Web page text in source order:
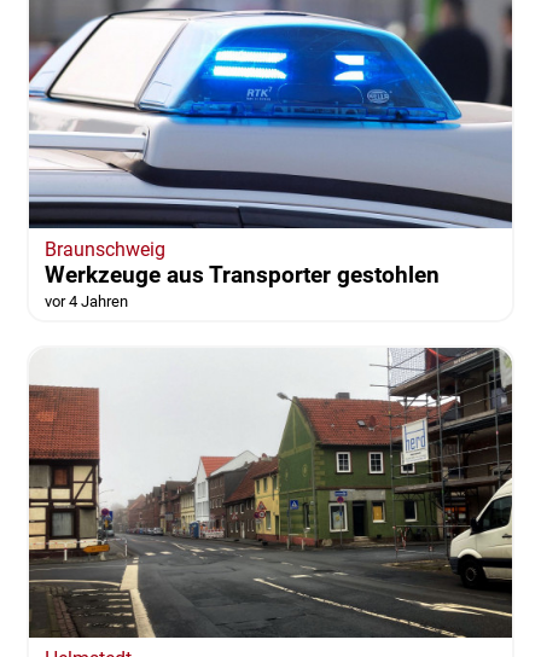
Braunschweig
Werkzeuge aus Transporter gestohlen
vor 4 Jahren